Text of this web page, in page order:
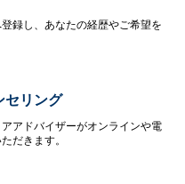
録し、あなたの経歴やご希望を
セリング
アドバイザーがオンラインや電
だきます。